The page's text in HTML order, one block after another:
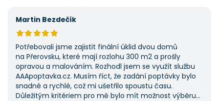
Martin Bezdečík
Potřebovali jsme zajistit finální úklid dvou domů
na Přerovsku, které mají rozlohu 300 m2 a prošly
opravou a malováním. Rozhodl jsem se využít službu
AAApoptavka.cz. Musím říct, že zadání poptávky bylo
snadné a rychlé, což mi ušetřilo spoustu času.
Důležitým kritériem pro mě bylo mít možnost výběru